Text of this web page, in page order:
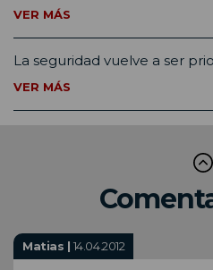
VER MÁS
La seguridad vuelve a ser
VER MÁS
Matias | 14.04.2012